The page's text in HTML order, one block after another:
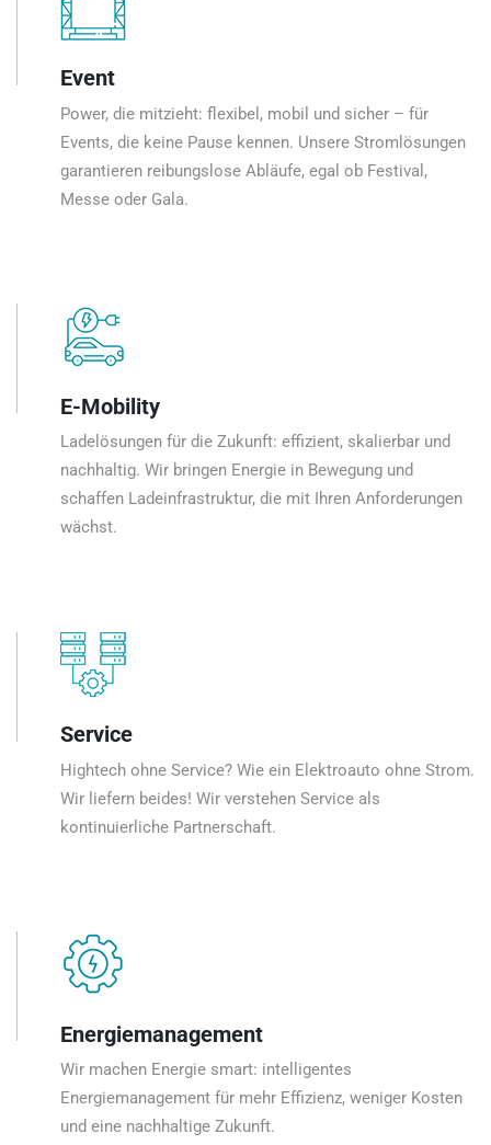
Event
Power, die mitzieht: flexibel, mobil und sicher – für
Events, die keine Pause kennen. Unsere Stromlösungen
garantieren reibungslose Abläufe, egal ob Festival,
Messe oder Gala.
E-Mobility
Ladelösungen für die Zukunft: effizient, skalierbar und
nachhaltig. Wir bringen Energie in Bewegung und
schaffen Ladeinfrastruktur, die mit Ihren Anforderungen
wächst.
Service
Hightech ohne Service? Wie ein Elektroauto ohne Strom.
Wir liefern beides! Wir verstehen Service als
kontinuierliche Partnerschaft.
Energiemanagement
Wir machen Energie smart: intelligentes
Energiemanagement für mehr Effizienz, weniger Kosten
und eine nachhaltige Zukunft.